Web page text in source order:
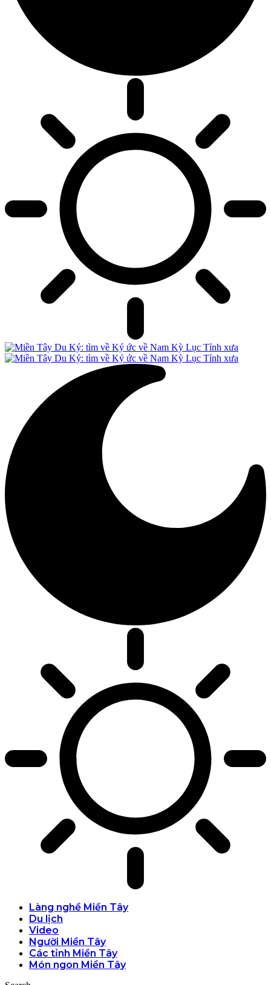
Làng nghề Miền Tây
Du lịch
Video
Người Miền Tây
Các tỉnh Miền Tây
Món ngon Miền Tây